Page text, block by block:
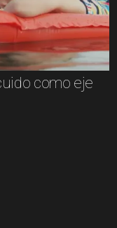
como eje